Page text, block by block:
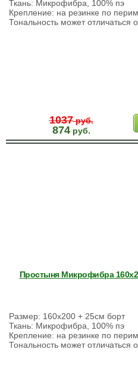
Ткань: Микрофибра, 100% пэ
Крепление: на резинке по
Тональность может отличаться
1037руб.
874руб.
Простыня Микрофибра
Размер: 160х200 + 25см борт
Ткань: Микрофибра, 100% пэ
Крепление: на резинке по
Тональность может отличаться